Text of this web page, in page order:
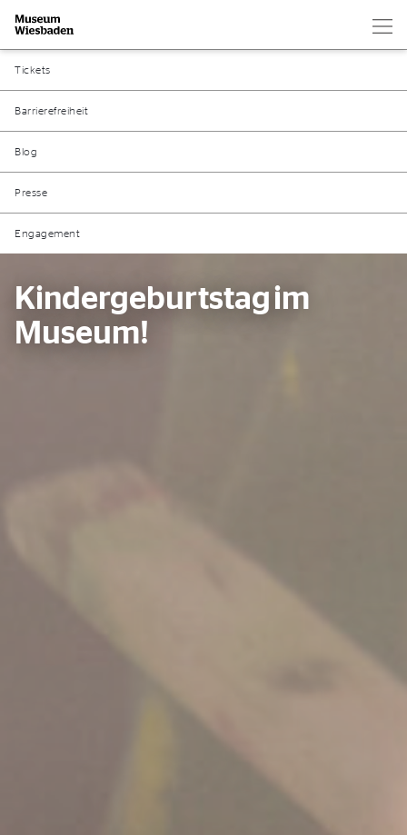
Zur Startseite
Tickets
Barrierefreiheit
Blog
Presse
Engagement
Kindergeburtstag im
Museum!